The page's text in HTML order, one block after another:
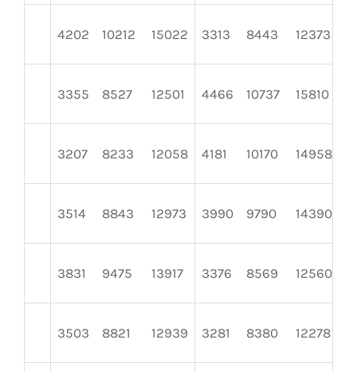
4202 10212 15022 3313 8443 12373
3355 8527 12501 4466 10737 15810
3207 8233 12058 4181 10170 14958
3514 8843 12973 3990 9790 14390
3831 9475 13917 3376 8569 12560
3503 8821 12939 3281 8380 12278